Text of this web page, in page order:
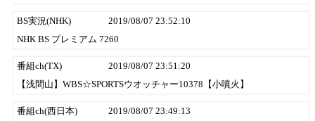
BS実況(NHK)
2019/08/07 23:52:10
NHK BS プレミアム 7260
番組ch(TX)
2019/08/07 23:51:20
【浅間山】WBS☆SPORTSウオッチャー10378【小噴火】
番組ch(西日本)
2019/08/07 23:49:13